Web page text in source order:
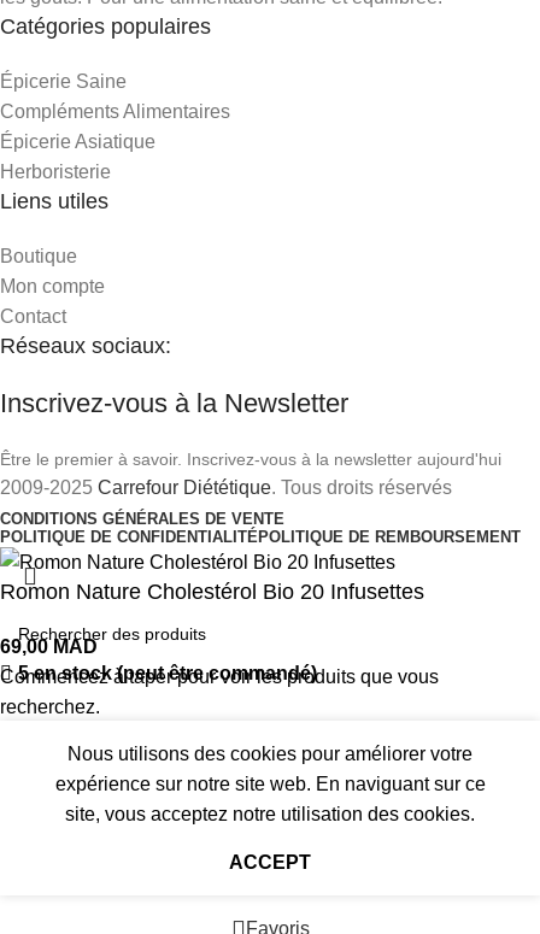
Catégories populaires
Épicerie Saine
Compléments Alimentaires
Épicerie Asiatique
Herboristerie
Liens utiles
Boutique
Mon compte
Contact
Réseaux sociaux:
Inscrivez-vous à la Newsletter
Être le premier à savoir. Inscrivez-vous à la newsletter aujourd'hui
2009-2025 Carrefour Diététique. Tous droits réservés
CONDITIONS GÉNÉRALES DE VENTE
POLITIQUE DE CONFIDENTIALITÉPOLITIQUE DE REMBOURSEMENT
Commencez à taper pour voir les produits que vous
recherchez.
Nous utilisons des cookies pour améliorer votre
expérience sur notre site web. En naviguant sur ce
site, vous acceptez notre utilisation des cookies.
ACCEPT
Romon Nature Cholestérol Bio 20 Infusettes
69,00 MAD
5 en stock (peut être commandé)
AJOUTER AU PANIER
Favoris